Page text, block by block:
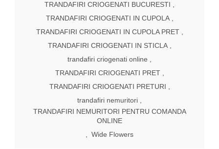
TRANDAFIRI CRIOGENATI BUCURESTI
TRANDAFIRI CRIOGENATI IN CUPOLA
TRANDAFIRI CRIOGENATI IN CUPOLA PRET
TRANDAFIRI CRIOGENATI IN STICLA
trandafiri criogenati online
TRANDAFIRI CRIOGENATI PRET
TRANDAFIRI CRIOGENATI PRETURI
trandafiri nemuritori
TRANDAFIRI NEMURITORI PENTRU COMANDA
ONLINE
Wide Flowers